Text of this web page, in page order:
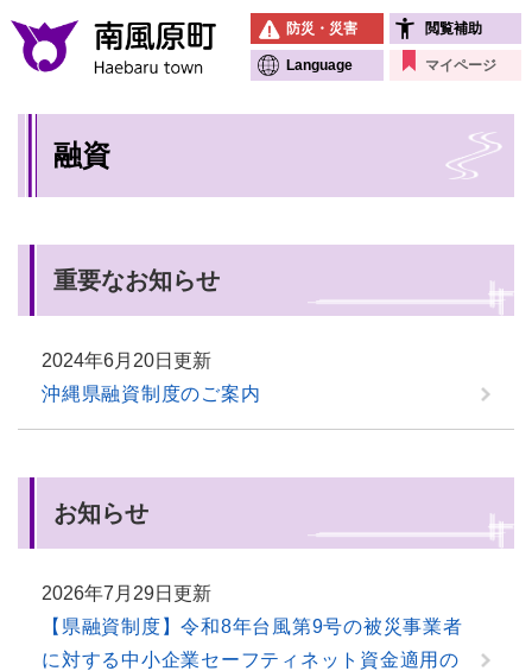
メニューを飛ばして本文へ
防災・災害 閲覧補助
Language マイページ
融資
重要なお知らせ
2024年6月20日更新
沖縄県融資制度のご案内
お知らせ
2026年7月29日更新
【県融資制度】令和8年台風第9号の被災事業者
に対する中小企業セーフティネット資金適用の